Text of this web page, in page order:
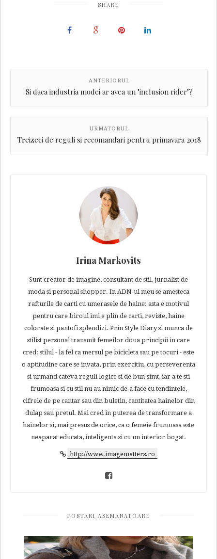
SHARE
ANTERIORUL
Si daca industria modei ar avea un "inclusion rider"?
URMATORUL
Treizeci de reguli si recomandari pentru primavara 2018
Irina Markovits
Sunt creator de imagine, consultant de stil, jurnalist de
moda si personal shopper. In ADN-ul meu se amesteca
rafturile de carti cu umerasele de haine: asta e motivul
pentru care biroul imi e plin de carti, reviste, haine
colorate si pantofi splendizi. Prin Style Diary si munca de
stilist personal transmit femeilor doua principii in care
cred: stilul - la fel ca mersul pe bicicleta sau pe tocuri - este
o aptitudine care se invata, prin exercitiu, cu perseverenta
si urmand cateva reguli logice si de bun-simt, iar a te sti
frumoasa si cu stil nu au nimic de-a face cu tendintele,
cifrele de pe cantar sau din buletin, cantitatea hainelor din
dulap sau pretul. Mai cred in puterea de transformare a
hainelor si, mai presus de orice, ca o femeie frumoasa este
neaparat educata, inteligenta si cu un interior bogat.
http://www.imagematters.ro
POSTARI ASEMANATOARE